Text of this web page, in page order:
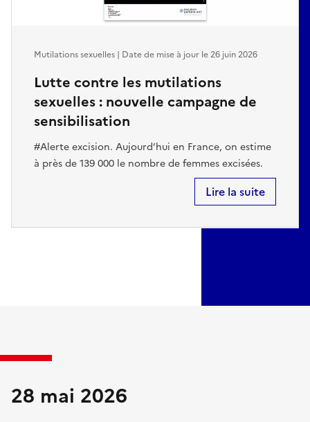
Lutte contre les mutilations
sexuelles : nouvelle campagne de
sensibilisation
#Alerte excision. Aujourd’hui en France, on estime
à près de 139 000 le nombre de femmes excisées.
Mutilations sexuelles | Date de mise à jour le26 juin 2026
Lire la suite
28 mai 2026